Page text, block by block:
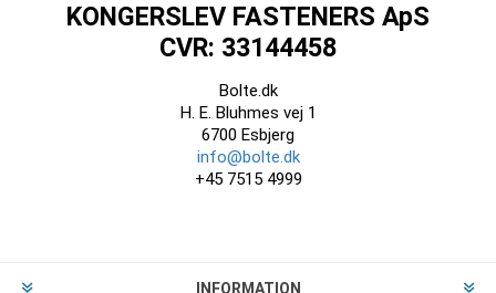
KONGERSLEV FASTENERS ApS
CVR: 33144458
Bolte.dk
H. E. Bluhmes vej 1
6700 Esbjerg
info@bolte.dk
+45 7515 4999
INFORMATION